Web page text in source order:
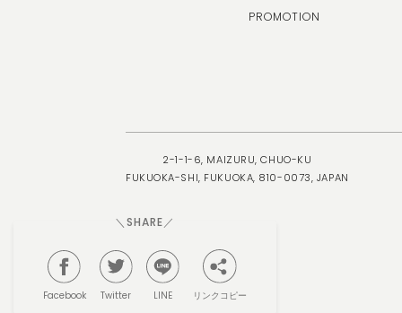
＼SHARE／
Facebook Twitter LINE リンクコピー
PROMOTION
2-1-1-6, MAIZURU, CHUO-KU
FUKUOKA-SHI, FUKUOKA, 810-0073, JAPAN